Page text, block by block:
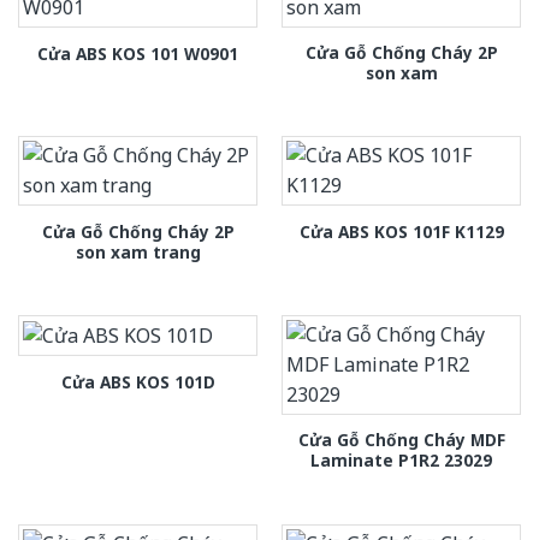
Cửa ABS KOS 101 W0901
Cửa Gỗ Chống Cháy 2P
son xam
Cửa Gỗ Chống Cháy 2P
son xam trang
Cửa ABS KOS 101F K1129
Cửa ABS KOS 101D
Cửa Gỗ Chống Cháy MDF
Laminate P1R2 23029